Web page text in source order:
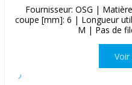
Fournisseur: OSG |
coupe [mm]: 6 | Longueur
M | Pas de
Voir